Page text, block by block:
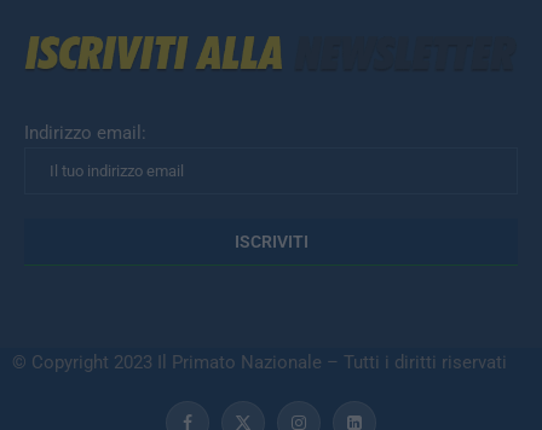
Indirizzo email:
© Copyright 2023 Il Primato Nazionale – Tutti i diritti riservati